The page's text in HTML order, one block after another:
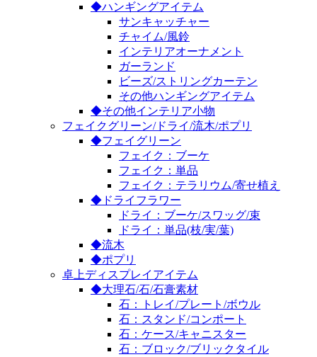
◆ハンギングアイテム
サンキャッチャー
チャイム/風鈴
インテリアオーナメント
ガーランド
ビーズ/ストリングカーテン
その他ハンギングアイテム
◆その他インテリア小物
フェイクグリーン/ドライ/流木/ポプリ
◆フェイグリーン
フェイク：ブーケ
フェイク：単品
フェイク：テラリウム/寄せ植え
◆ドライフラワー
ドライ：ブーケ/スワッグ/束
ドライ：単品(枝/実/葉)
◆流木
◆ポプリ
卓上ディスプレイアイテム
◆大理石/石/石膏素材
石：トレイ/プレート/ボウル
石：スタンド/コンポート
石：ケース/キャニスター
石：ブロック/ブリックタイル